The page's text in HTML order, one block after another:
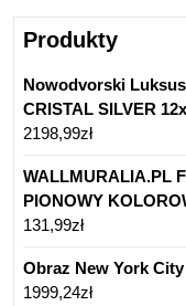
Produkty
Nowodvorski
CRISTAL SILVER
2198,99zł
WALLMURALIA.PL
PIONOWY
131,99zł
Obraz New York
1999,24zł